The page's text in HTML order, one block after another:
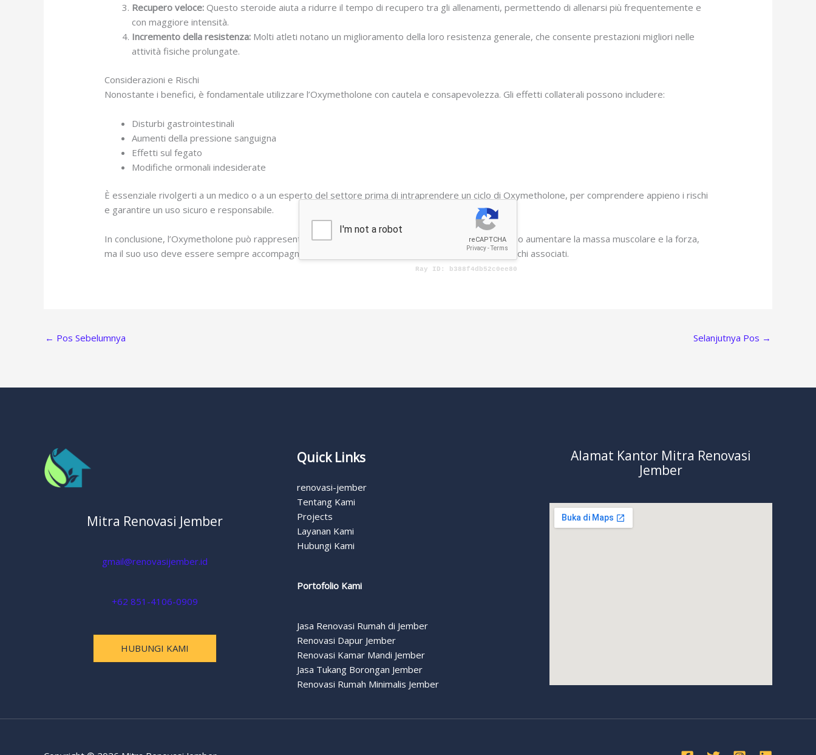
Recupero veloce: Questo steroide aiuta a ridurre il tempo di recupero tra gli allenamenti, permettendo di allenarsi più frequentemente e
con maggiore intensità.
Incremento della resistenza: Molti atleti notano un miglioramento della loro resistenza generale, che consente prestazioni migliori nelle
attività fisiche prolungate.
Considerazioni e Rischi
Nonostante i benefici, è fondamentale utilizzare l’Oxymetholone con cautela e consapevolezza. Gli effetti collaterali possono includere:
Disturbi gastrointestinali
Aumenti della pressione sanguigna
Effetti sul fegato
Modifiche ormonali indesiderate
È essenziale rivolgerti a un medico o a un esperto del settore prima di intraprendere un ciclo di Oxymetholone, per comprendere appieno i rischi
e garantire un uso sicuro e responsabile.
In conclusione, l’Oxymetholone può rappresentare un’opzione efficace per i culturisti che desiderano aumentare la massa muscolare e la forza,
ma il suo uso deve essere sempre accompagnato da una valutazione attenta e consapevole dei rischi associati.
← Pos Sebelumnya Selanjutnya Pos →
Mitra Renovasi Jember
gmail@renovasijember.id
+62 851-4106-0909
HUBUNGI KAMI
Quick Links
renovasi-jember
Tentang Kami
Projects
Layanan Kami
Hubungi Kami
Portofolio Kami
Jasa Renovasi Rumah di Jember
Renovasi Dapur Jember
Renovasi Kamar Mandi Jember
Jasa Tukang Borongan Jember
Renovasi Rumah Minimalis Jember
Alamat Kantor Mitra Renovasi
Jember